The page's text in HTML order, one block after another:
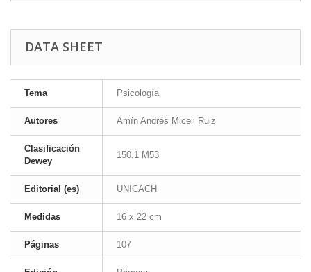
DATA SHEET
Tema Psicología
Autores Amín Andrés Miceli Ruiz
Clasificación
Dewey
150.1 M53
Editorial (es) UNICACH
Medidas 16 x 22 cm
Páginas 107